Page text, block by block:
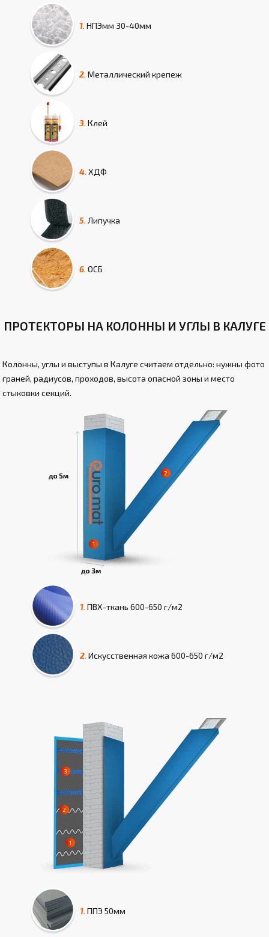
1. НПЭмм 30-40мм
2. Металлический крепеж
3. Клей
4. ХДФ
5. Липучка
6. ОСБ
ПРОТЕКТОРЫ НА КОЛОННЫ И УГЛЫ В КАЛУГЕ
Колонны, углы и выступы в Калуге считаем отдельно: нужны фото
граней, радиусов, проходов, высота опасной зоны и место
стыковки секций.
1. ПВХ-ткань 600-650 г/м2
2. Искусcтвенная кожа 600-650 г/м2
1. ППЭ 50мм